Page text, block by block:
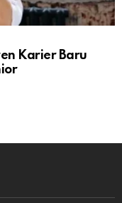
Karier Baru